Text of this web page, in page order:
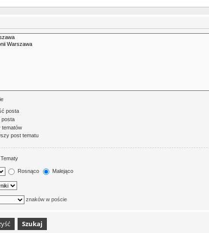
posta
posta
tematów
post tematu
Tematy
Rosnąco Malejąco
znaków w poście